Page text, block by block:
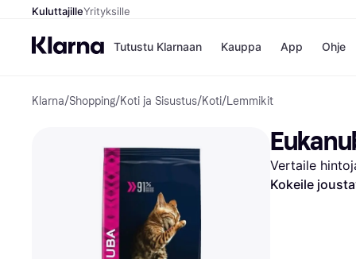
KuluttajilleYrityksille
Tutustu Klarnaan Kauppa
Gigantti
H&M
Peten
Wolt
App Ohje
Klarna/Shopping/Koti ja Sisustus/Koti/Lemmikit
Vertaile
Kokeile